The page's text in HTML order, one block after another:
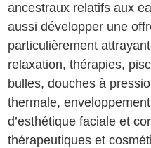
ancestraux relatifs aux
aussi développer une
particulièrement
relaxation, thérapies,
bulles, douches à
thermale,
d’esthétique faciale et
thérapeutiques et